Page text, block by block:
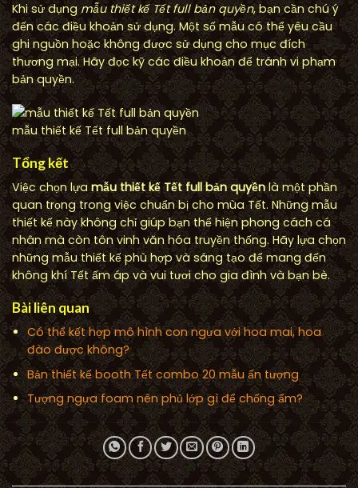
Khi sử dụngmẫu thiết kế Tết full bản quyền, bạn cần chú ý
đến các điều khoản sử dụng. Một số mẫu có thể yêu cầu
ghi nguồn hoặc không được sử dụng cho mục đích
thương mại. Hãy đọc kỹ các điều khoản để tránh vi phạm
bản quyền.
mẫu thiết kế Tết full bản quyền
Tổng kết
Việc chọn lựamẫu thiết kế Tết full bản quyền là một phần
quan trọng trong việc chuẩn bị cho mùa Tết. Những mẫu
thiết kế này không chỉ giúp bạn thể hiện phong cách cá
nhân mà còn tôn vinh văn hóa truyền thống. Hãy lựa chọn
những mẫu thiết kế phù hợp và sáng tạo để mang đến
không khí Tết ấm áp và vui tươi cho gia đình và bạn bè.
Bài liên quan
Có thể kết hợp mô hình con ngựa với hoa mai, hoa
đào được không?
Bản thiết kế booth Tết combo 20 mẫu ấn tượng
Tượng ngựa foam nên phủ lớp gì để chống ẩm?